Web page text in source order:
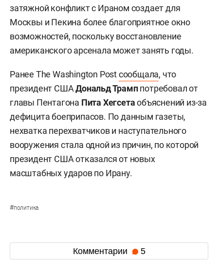
затяжной конфликт с Ираном создает для
Москвы и Пекина более благоприятное окно
возможностей, поскольку восстановление
американского арсенала может занять годы.
Ранее The Washington Postсообщала, что
президент СШАДональд Трамппотребовал от
главы Пентагона Пита Хегсетаобъяснений из-за
дефицита боеприпасов. По данным газеты,
нехватка перехватчиков и наступательного
вооружения стала одной из причин, по которой
президент США отказался от новых
масштабных ударов по Ирану.
#политика
Комментарии 5